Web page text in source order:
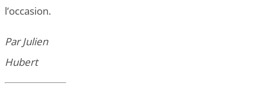
l’occasion.
Par Julien
Hubert